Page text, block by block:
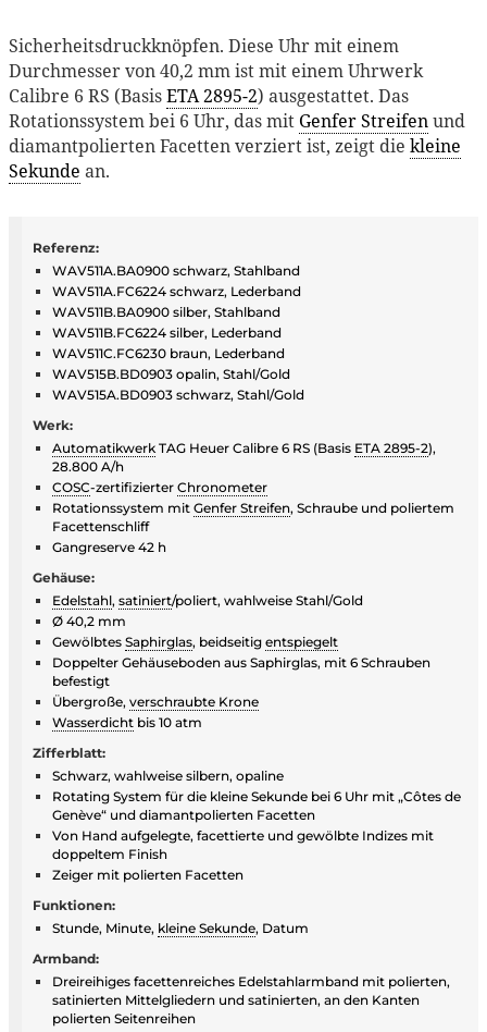
Sicherheitsdruckknöpfen. Diese Uhr mit einem
Durchmesser von 40,2 mm ist mit einem Uhrwerk
Calibre 6 RS (BasisETA 2895-2) ausgestattet. Das
Rotationssystem bei 6 Uhr, das mit Genfer Streifenund
diamantpolierten Facetten verziert ist, zeigt die kleine
Sekunde an.
Referenz:
WAV511A.BA0900 schwarz, Stahlband
WAV511A.FC6224 schwarz, Lederband
WAV511B.BA0900 silber, Stahlband
WAV511B.FC6224 silber, Lederband
WAV511C.FC6230 braun, Lederband
WAV515B.BD0903 opalin, Stahl/Gold
WAV515A.BD0903 schwarz, Stahl/Gold
Werk:
Automatikwerk TAG Heuer Calibre 6 RS (Basis ETA 2895-2),
28.800 A/h
COSC-zertifizierter Chronometer
Rotationssystem mit Genfer Streifen, Schraube und poliertem
Facettenschliff
Gangreserve 42 h
Gehäuse:
Edelstahl, satiniert/poliert, wahlweise Stahl/Gold
Ø 40,2 mm
Gewölbtes Saphirglas, beidseitig entspiegelt
Doppelter Gehäuseboden aus Saphirglas, mit 6 Schrauben
befestigt
Übergroße, verschraubte Krone
Wasserdicht bis 10 atm
Zifferblatt:
Schwarz, wahlweise silbern, opaline
Rotating System für die kleine Sekunde bei 6 Uhr mit „Côtes de
Genève“ und diamantpolierten Facetten
Von Hand aufgelegte, facettierte und gewölbte Indizes mit
doppeltem Finish
Zeiger mit polierten Facetten
Funktionen:
Stunde, Minute, kleine Sekunde, Datum
Armband:
Dreireihiges facettenreiches Edelstahlarmband mit polierten,
satinierten Mittelgliedern und satinierten, an den Kanten
polierten Seitenreihen